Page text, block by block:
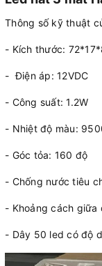
Thông số kỹ thuật
- Kích thước:
- Điện áp: 12VDC
- Công suất: 1.2W
- Nhiệt độ màu:
- Góc tỏa: 160 độ
- Chống nước tiêu
- Khoảng cách giữa
- Dây 50 led có độ